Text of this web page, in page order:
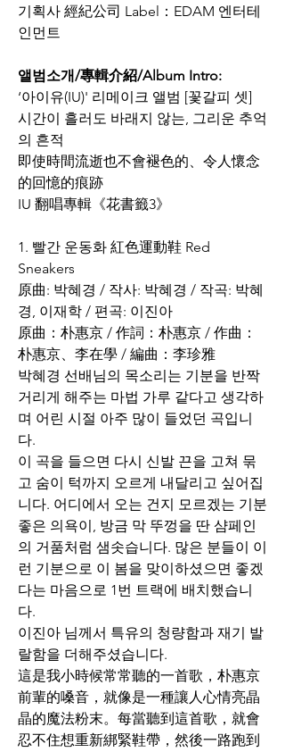
기획사 經紀公司 Label：EDAM 엔터테
인먼트
앨범소개/專輯介紹/Album Intro:
‘아이유(IU)' 리메이크 앨범 [꽃갈피 셋]
시간이 흘러도 바래지 않는, 그리운 추억
의 흔적
即使時間流逝也不會褪色的、令人懷念
的回憶的痕跡
IU 翻唱專輯《花書籤3》
1. 빨간 운동화 紅色運動鞋 Red
Sneakers
原曲: 박혜경 / 작사: 박혜경 / 작곡: 박혜
경, 이재학 / 편곡: 이진아
原曲：朴惠京 / 作詞：朴惠京 / 作曲：
朴惠京、李在學 / 編曲：李珍雅
박혜경 선배님의 목소리는 기분을 반짝
거리게 해주는 마법 가루 같다고 생각하
며 어린 시절 아주 많이 들었던 곡입니
다.
이 곡을 들으면 다시 신발 끈을 고쳐 묶
고 숨이 턱까지 오르게 내달리고 싶어집
니다. 어디에서 오는 건지 모르겠는 기분
좋은 의욕이, 방금 막 뚜껑을 딴 샴페인
의 거품처럼 샘솟습니다. 많은 분들이 이
런 기분으로 이 봄을 맞이하셨으면 좋겠
다는 마음으로 1번 트랙에 배치했습니
다.
이진아 님께서 특유의 청량함과 재기 발
랄함을 더해주셨습니다.
這是我小時候常常聽的一首歌，朴惠京
前輩的嗓音，就像是一種讓人心情亮晶
晶的魔法粉末。每當聽到這首歌，就會
忍不住想重新綁緊鞋帶，然後一路跑到